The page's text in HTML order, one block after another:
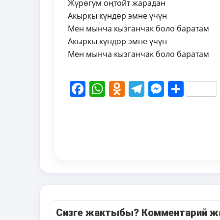
Жүрөгүм оңтойт жарадан
Акыркы күндөр эмне үчүн
Мен мынча кызганчак боло баратам
Акыркы күндөр эмне үчүн
Мен мынча кызганчак боло баратам
Facebook
WhatsApp
Telegram
Share
Сизге жактыбы? Комментарий